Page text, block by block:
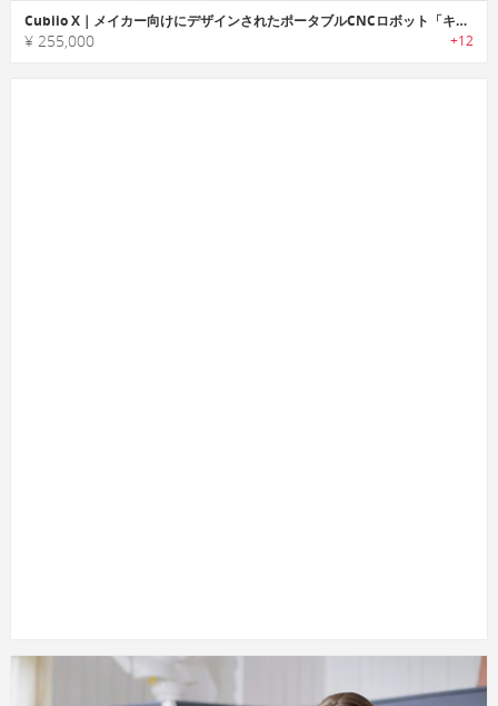
Cubiio X｜メイカー向けにデザインされたポータブルCNCロボット「キュービオエックス」
¥ 255,000 +12